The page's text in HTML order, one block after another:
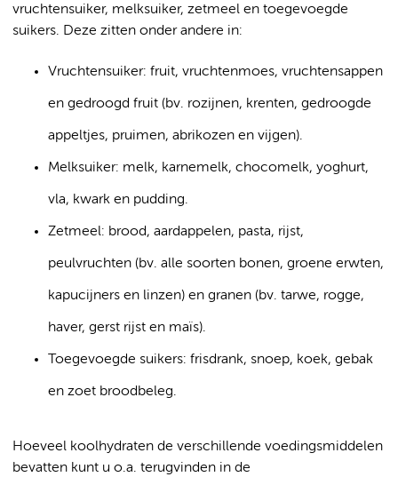
vruchtensuiker, melksuiker, zetmeel en toegevoegde
suikers. Deze zitten onder andere in:
Vruchtensuiker: fruit, vruchtenmoes, vruchtensappen
en gedroogd fruit (bv. rozijnen, krenten, gedroogde
appeltjes, pruimen, abrikozen en vijgen).
Melksuiker: melk, karnemelk, chocomelk, yoghurt,
vla, kwark en pudding.
Zetmeel: brood, aardappelen, pasta, rijst,
peulvruchten (bv. alle soorten bonen, groene erwten,
kapucijners en linzen) en granen (bv. tarwe, rogge,
haver, gerst rijst en maïs).
Toegevoegde suikers: frisdrank, snoep, koek, gebak
en zoet broodbeleg.
Hoeveel koolhydraten de verschillende voedingsmiddelen
bevatten kunt u o.a. terugvinden in de